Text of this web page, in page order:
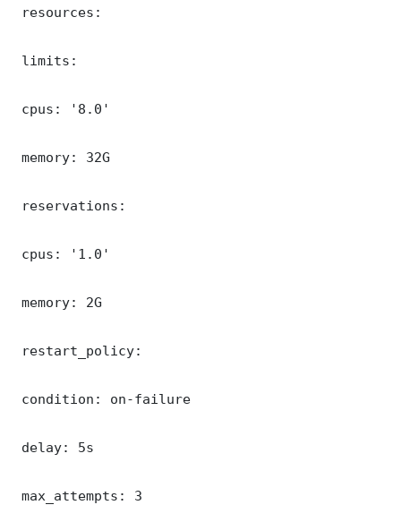
resources:
limits:
cpus: '8.0'
memory: 32G
reservations:
cpus: '1.0'
memory: 2G
restart_policy:
condition: on-failure
delay: 5s
max_attempts: 3